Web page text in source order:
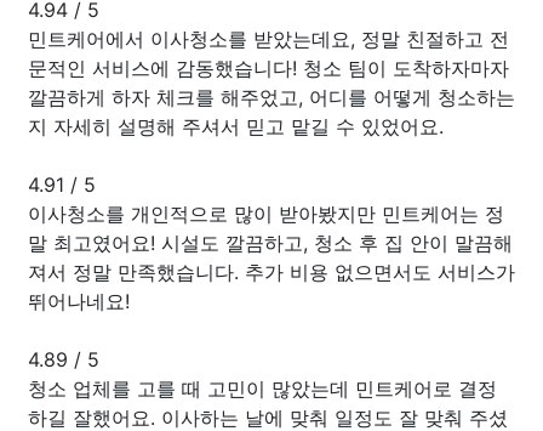
4.94 / 5
민트케어에서 이사청소를 받았는데요, 정말 친절하고 전
문적인 서비스에 감동했습니다! 청소 팀이 도착하자마자
깔끔하게 하자 체크를 해주었고, 어디를 어떻게 청소하는
지 자세히 설명해 주셔서 믿고 맡길 수 있었어요.
4.91 / 5
이사청소를 개인적으로 많이 받아봤지만 민트케어는 정
말 최고였어요! 시설도 깔끔하고, 청소 후 집 안이 말끔해
져서 정말 만족했습니다. 추가 비용 없으면서도 서비스가
뛰어나네요!
4.89 / 5
청소 업체를 고를 때 고민이 많았는데 민트케어로 결정
하길 잘했어요. 이사하는 날에 맞춰 일정도 잘 맞춰 주셨